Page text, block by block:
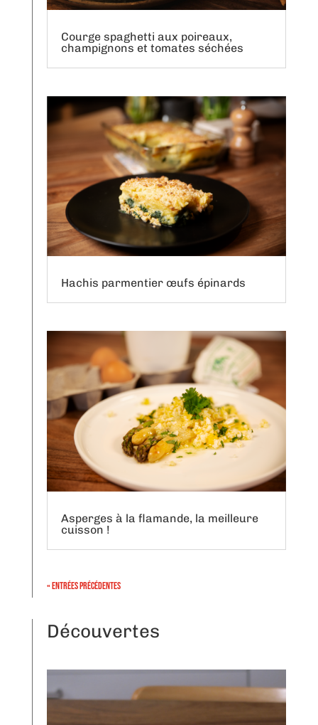
Courge spaghetti aux poireaux,
champignons et tomates séchées
Hachis parmentier œufs épinards
Asperges à la flamande, la meilleure
cuisson !
« Entrées précédentes
Découvertes